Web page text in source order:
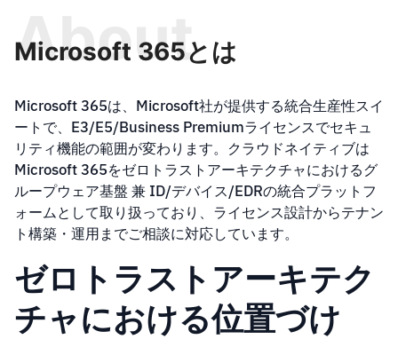
Microsoft 365とは
About
Microsoft 365は、Microsoft社が提供する統合生産性スイ
ートで、E3/E5/Business Premiumライセンスでセキュ
リティ機能の範囲が変わります。クラウドネイティブは
Microsoft 365をゼロトラストアーキテクチャにおけるグ
ループウェア基盤 兼 ID/デバイス/EDRの統合プラットフ
ォームとして取り扱っており、ライセンス設計からテナン
ト構築・運用までご相談に対応しています。
ゼロトラストアーキテク
チャにおける位置づけ